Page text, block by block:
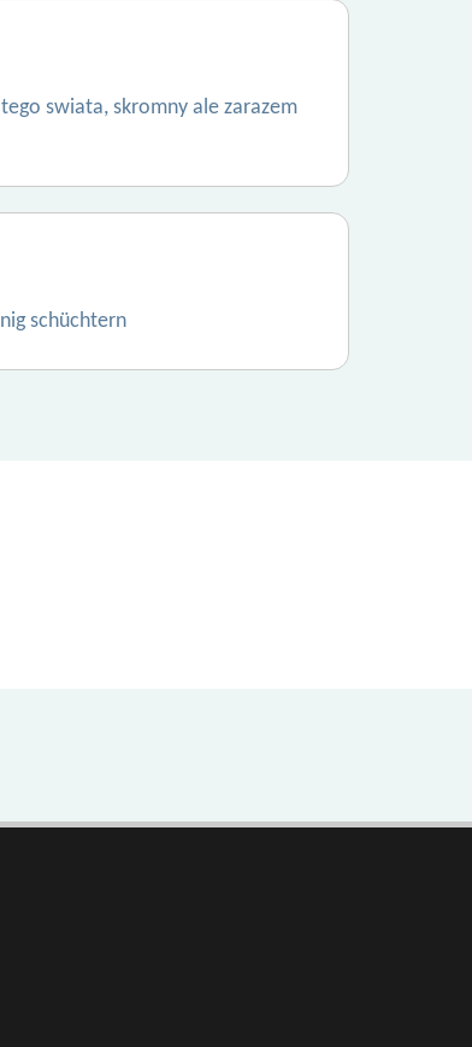
swiata, skromny ale zarazem
schüchtern